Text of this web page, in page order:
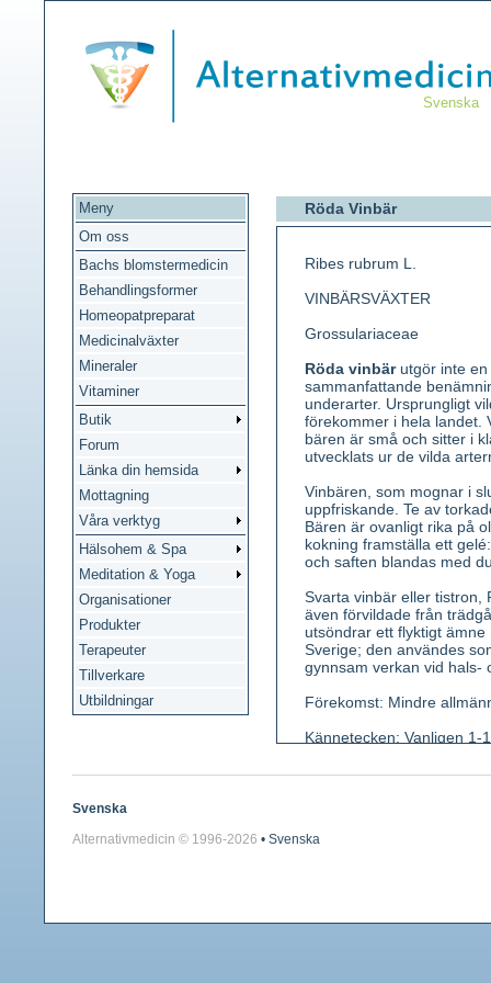
Svenska
Meny
Om oss
Bachs blomstermedicin
Behandlingsformer
Homeopatpreparat
Medicinalväxter
Mineraler
Vitaminer
Butik
Forum
Länka din hemsida
Mottagning
Våra verktyg
Hälsohem & Spa
Meditation & Yoga
Organisationer
Produkter
Terapeuter
Tillverkare
Utbildningar
Röda Vinbär
Ribes rubrum L.
VINBÄRSVÄXTER
Grossulariaceae
Röda vinbärutgör inte en
sammanfattande
underarter. Ursprungligt
förekommer i hela landet.
bären är små och sitter i
utvecklats ur de vilda
Vinbären, som mognar i
uppfriskande. Te av
Bären är ovanligt rika på
kokning framställa ett
och saften blandas med
Svarta vinbär eller tistron,
även förvildade från
utsöndrar ett flyktigt
Sverige; den användes
gynnsam verkan vid hals-
Förekomst: Mindre
Kännetecken: Vanligen
Bär små, röda, saftiga,
Innehållsämnen: I röda
Svenska
Alternativmedicin © 1996-2026 • Svenska